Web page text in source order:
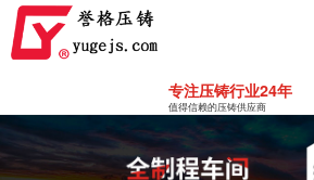
专注压铸行业24年
值得信赖的压铸供应商